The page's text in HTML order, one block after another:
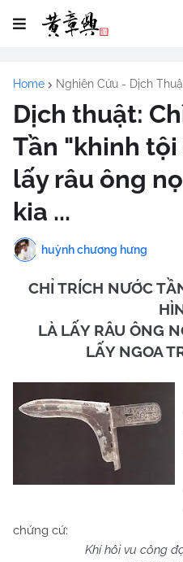
Home Nghiên Cứu - Dịch
Dịch thuật:
Tần "khinh
lấy râu ông
kia ...
huỳnh chương hưng
CHỈ TRÍCH NƯỚC
LÀ LẤY RÂU ÔNG
LẤY NGOA
chứng cứ:
Khí hôi vu công